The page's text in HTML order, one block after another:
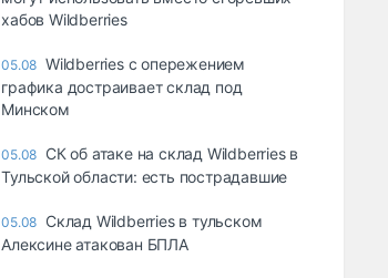
хабов Wildberries
05.08 Wildberries с опережением
графика достраивает склад под
Минском
05.08 СК об атаке на склад Wildberries в
Тульской области: есть пострадавшие
05.08 Склад Wildberries в тульском
Алексине атакован БПЛА